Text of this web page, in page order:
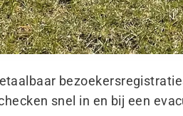
snel in en bij een